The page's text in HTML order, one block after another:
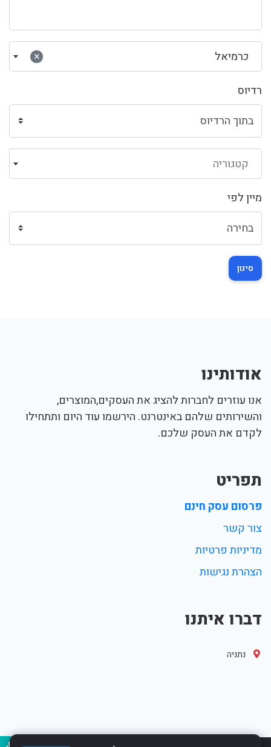
× כרמיאל
רדיוס
קטגוריה
מיין לפי
סינון
אודותינו
אנו עוזרים לחברות להציג את העסקים,המוצרים,
והשירותים שלהם באינטרנט. הירשמו עוד היום ותתחילו
לקדם את העסק שלכם.
תפריט
פרסום עסק חינם
צור קשר
מדיניות פרטיות
הצהרת נגישות
דברו איתנו
נתניה